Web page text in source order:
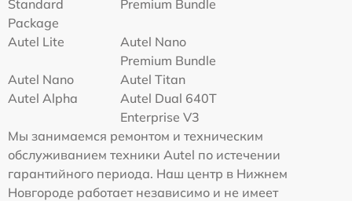
Standard
Package
Premium Bundle
Autel Lite
Autel Nano
Premium Bundle
Autel Nano
Autel Titan
Autel Alpha
Autel Dual 640T
Enterprise V3
Мы занимаемся ремонтом и техническим
обслуживанием техники Autel по истечении
гарантийного периода. Наш центр в Нижнем
Новгороде работает независимо и не имеет